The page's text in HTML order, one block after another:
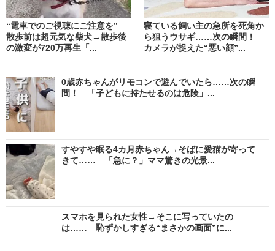
“電車でのご視聴にご注意を”
散歩前は超元気な柴犬→散歩後
の激変が720万再生「...
寝ている飼い主の急所を死角か
ら狙うウサギ……次の瞬間！
カメラが捉えた“悪い顔”...
0歳赤ちゃんがリモコンで遊んでいたら……次の瞬
間！ 「子どもに持たせるのは危険」...
すやすや眠る4カ月赤ちゃん→そばに愛猫が寄って
きて…… 「急に？」ママ驚きの光景...
スマホを見られた女性→そこに写っていたの
は…… 恥ずかしすぎる“まさかの画面”に...